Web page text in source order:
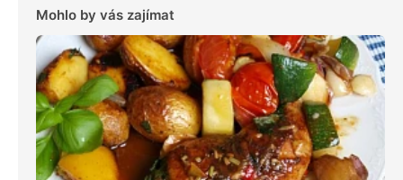
Mohlo by vás zajímat